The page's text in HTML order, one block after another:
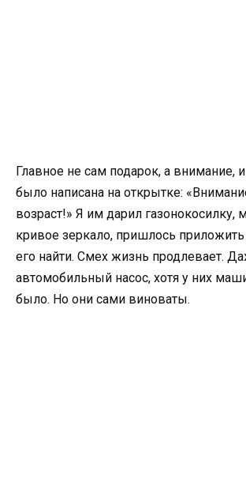
Главное не сам подарок, а внимание,
было написана на открытке:
возраст!» Я им дарил газонокосилку,
кривое зеркало, пришлось приложить
его найти. Смех жизнь продлевает.
автомобильный насос, хотя у них
было. Но они сами виноваты.